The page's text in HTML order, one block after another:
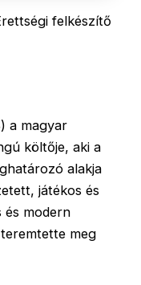
felkészítő
a magyar
költője, aki a
alakja
játékos és
és modern
meg